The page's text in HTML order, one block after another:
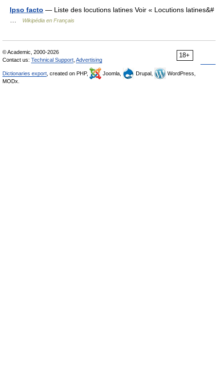
Ipso facto — Liste des locutions latines Voir « Locutions latines&#
Wikipédia en Français
18+
© Academic, 2000-2026
Contact us: Technical Support Advertising
Dictionaries export , created on PHP, Joomla, Drupal,
WordPress,
MODx.